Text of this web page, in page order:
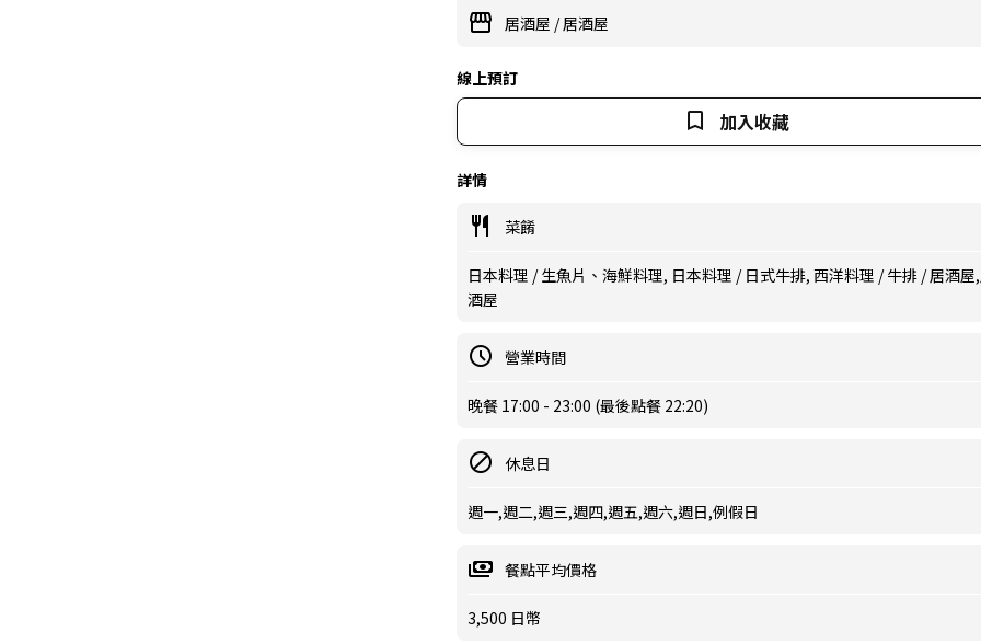
居酒屋 /居酒屋
線上預訂
加入收藏
詳情
菜餚
日本料理 / 生魚片、海鮮料理, 日本料理 / 日式牛排, 西洋料理 / 牛排 / 居酒屋
酒屋
營業時間
晚餐 17:00 - 23:00 (最後點餐 22:20)
休息日
週一,週二,週三,週四,週五,週六,週日,例假日
餐點平均價格
3,500 日幣